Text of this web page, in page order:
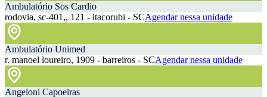
Ambulatório Sos Cardio
rodovia, sc-401,, 121 - itacorubi - SCAgendar nessa unidade
Ambulatório Unimed
r. manoel loureiro, 1909 - barreiros - SCAgendar nessa unidade
Angeloni Capoeiras